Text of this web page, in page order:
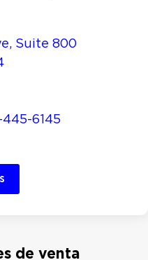
Suite 800
6145
de venta